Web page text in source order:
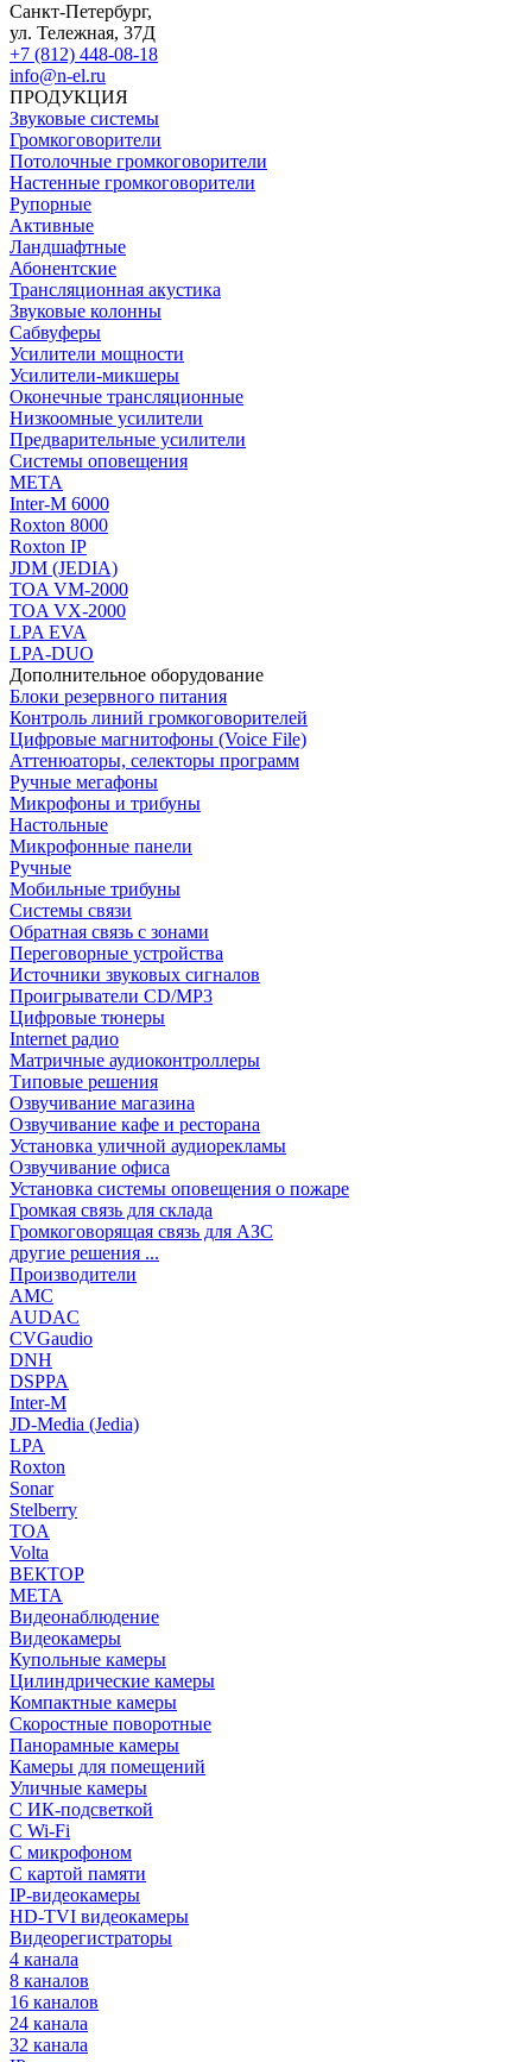
Санкт-Петербург,
ул. Тележная, 37Д
+7 (812) 448-08-18
info@n-el.ru
ПРОДУКЦИЯ
Звуковые системы
Громкоговорители
Потолочные громкоговорители
Настенные громкоговорители
Рупорные
Активные
Ландшафтные
Абонентские
Трансляционная акустика
Звуковые колонны
Сабвуферы
Усилители мощности
Усилители-микшеры
Оконечные трансляционные
Низкоомные усилители
Предварительные усилители
Системы оповещения
МЕТА
Inter-M 6000
Roxton 8000
Roxton IP
JDM (JEDIA)
TOA VM-2000
TOA VX-2000
LPA EVA
LPA-DUO
Дополнительное оборудование
Блоки резервного питания
Контроль линий громкоговорителей
Цифровые магнитофоны (Voice File)
Аттенюаторы, селекторы программ
Ручные мегафоны
Микрофоны и трибуны
Настольные
Микрофонные панели
Ручные
Мобильные трибуны
Системы связи
Обратная связь с зонами
Переговорные устройства
Источники звуковых сигналов
Проигрыватели CD/MP3
Цифровые тюнеры
Internet радио
Матричные аудиоконтроллеры
Типовые решения
Озвучивание магазина
Озвучивание кафе и ресторана
Установка уличной аудиорекламы
Озвучивание офиса
Установка системы оповещения о пожаре
Громкая связь для склада
Громкоговорящая связь для АЗС
другие решения ...
Производители
AMC
AUDAC
CVGaudio
DNH
DSPPA
Inter-M
JD-Media (Jedia)
LPA
Roxton
Sonar
Stelberry
TOA
Volta
ВЕКТОР
МЕТА
Видеонаблюдение
Видеокамеры
Купольные камеры
Цилиндрические камеры
Компактные камеры
Скоростные поворотные
Панорамные камеры
Камеры для помещений
Уличные камеры
С ИК-подсветкой
С Wi-Fi
С микрофоном
С картой памяти
IP-видеокамеры
HD-TVI видеокамеры
Видеорегистраторы
4 канала
8 каналов
16 каналов
24 канала
32 канала